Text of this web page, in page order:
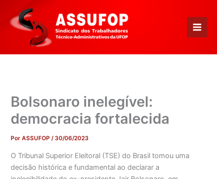
para
conteúdo
Bolsonaro inelegível:
democracia fortalecida
PorASSUFOP/ 30/06/2023
O Tribunal Superior Eleitoral (TSE) do Brasil tomou uma
decisão histórica e fundamental ao declarar a